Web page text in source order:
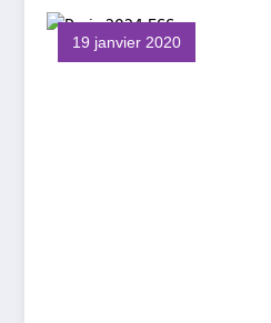
19 janvier 2020